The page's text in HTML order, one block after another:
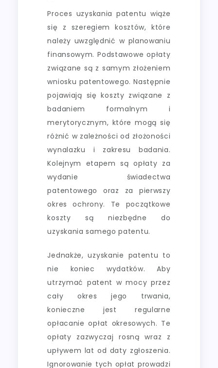
Proces uzyskania patentu wiąże
się z szeregiem kosztów, które
należy uwzględnić w planowaniu
finansowym. Podstawowe opłaty
związane są z samym złożeniem
wniosku patentowego. Następnie
pojawiają się koszty związane z
badaniem formalnym i
merytorycznym, które mogą się
różnić w zależności od złożoności
wynalazku i zakresu badania.
Kolejnym etapem są opłaty za
wydanie świadectwa
patentowego oraz za pierwszy
okres ochrony. Te początkowe
koszty są niezbędne do
uzyskania samego patentu.
Jednakże, uzyskanie patentu to
nie koniec wydatków. Aby
utrzymać patent w mocy przez
cały okres jego trwania,
konieczne jest regularne
opłacanie opłat okresowych. Te
opłaty zazwyczaj rosną wraz z
upływem lat od daty zgłoszenia.
Ignorowanie tych opłat prowadzi